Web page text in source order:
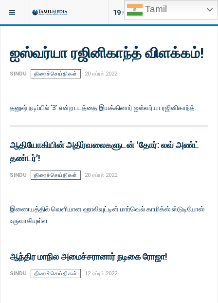
Tamil
19 NEW ARTICLES
இருக்குமிடம்: சினிமா
ஐஸ்வர்யா ரஜினிகாந்த் விளக்கம்!
SINDU திரைச்செய்திகள் 20 ஏப்ரல் 2022
தனுஷ் நடிப்பில் ‘3’ என்ற படத்தை இயக்கினார் ஐஸ்வர்யா ரஜினிகாந்த்.
ஆதியோகியின் அதிர்வலைகளுடன் ‘தோர்: லவ் அண்ட்
தண்டர்’!
SINDU திரைச்செய்திகள் 20 ஏப்ரல் 2022
இணையத்தில் வெளியான ஹாலிவுட்டின் மார்வெல் காமிக்ஸ் ஸ்டுடியோஸ்
உருவாகியுள்ள
ஆந்திர மாநில அமைச்சரானார் நடிகை ரோஜா!
SINDU திரைச்செய்திகள் 12 ஏப்ரல் 2022